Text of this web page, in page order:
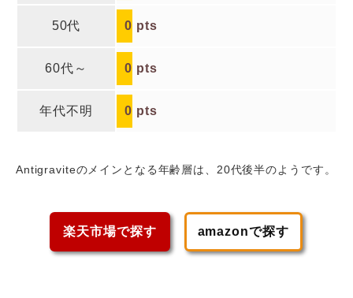
50代 0 pts
60代～ 0 pts
年代不明 0 pts
Antigraviteのメインとなる年齢層は、20代後半のようです。
楽天市場で探す amazonで探す